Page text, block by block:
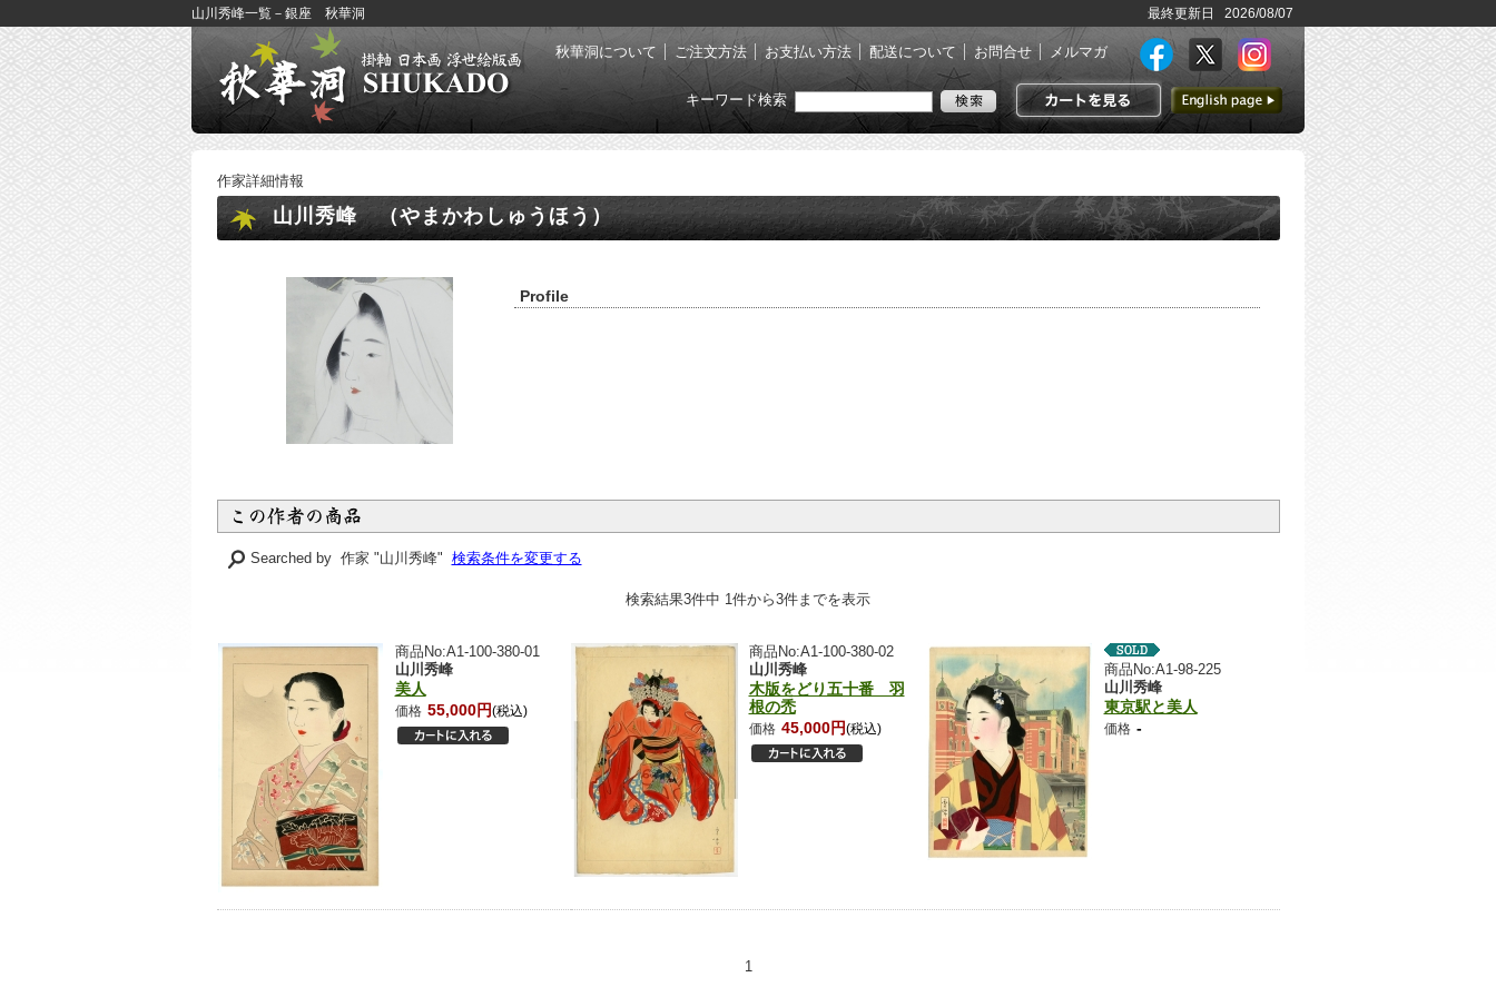
山川秀峰一覧－銀座 秋華洞 最終更新日 2026/08/07
秋華洞について ご注文方法 お支払い方法 配送について お問合せ メルマガ
カートを見る
英語ページへ
キーワード検索
作家詳細情報
山川秀峰 （やまかわしゅうほう）
Profile
Searched by 作家 "山川秀峰" 検索条件を変更する
検索結果3件中 1件から3件までを表示
商品No:A1-100-380-01
山川秀峰
美人
価格 55,000円(税込)
商品No:A1-100-380-02
山川秀峰
木版をどり五十番 羽
根の禿
価格 45,000円(税込)
商品No:A1-98-225
山川秀峰
東京駅と美人
価格 -
1